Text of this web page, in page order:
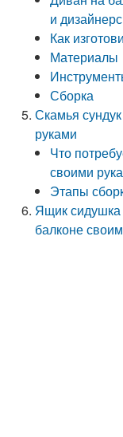
и
Как
Материалы
Сборка
Скамья
руками
Что
своими
Этапы
Ящик сидушка
балконе